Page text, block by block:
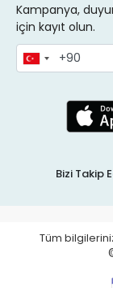
Kampanya,
için kayıt olun.
Bizi Takip
Tüm